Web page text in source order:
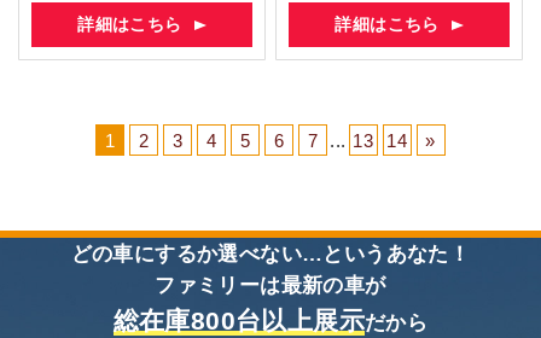
詳細はこちら 詳細はこちら
1 2 3 4 5 6 7 ... 13 14 »
どの車にするか選べない…というあなた！
ファミリーは最新の車が
総在庫800台以上展示だから